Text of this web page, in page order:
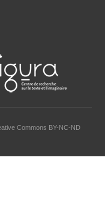
Commons BY-NC-ND